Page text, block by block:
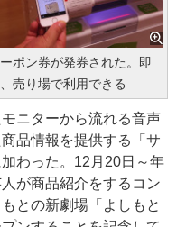
ポン券が発券された。即
売り場で利用できる
ニターから流れる音声
品情報を提供する「サ
わった。12月20日～年
が商品紹介をするコン
との新劇場「よしもと